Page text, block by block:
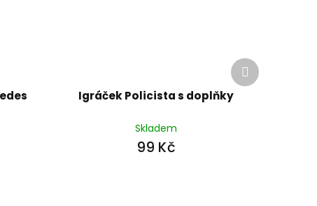
Igráček Policista s doplňky
Skladem
99 Kč
Další
produkt